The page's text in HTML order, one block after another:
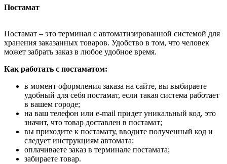
Постамат
Постамат – это терминал с автоматизированной системой для
хранения заказанных товаров. Удобство в том, что человек
может забрать заказ в любое удобное время.
Как работать с постаматом:
в момент оформления заказа на сайте, вы выбираете
удобный для себя постамат, если такая система работает
в вашем городе;
на ваш телефон или e-mail придет уникальный код, это
значит, что товар доставлен в постамат;
вы приходите к постамату, вводите полученный код и
следует инструкциям автомата;
оплачиваете заказ в терминале постамата;
забираете товар.